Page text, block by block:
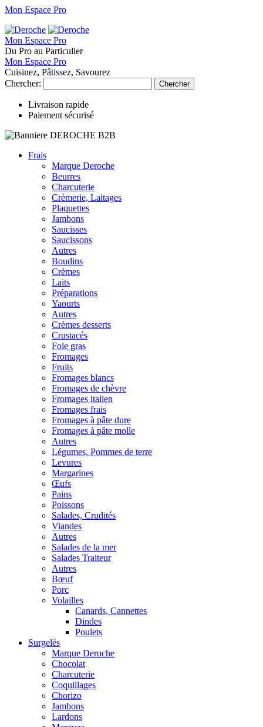
Mon Espace Pro
Mon Espace Pro
Du Pro au Particulier
Mon Espace Pro
Cuisinez, Pâtissez, Savourez
Chercher:
Chercher
Livraison rapide
Paiement sécurisé
Frais
Marque Deroche
Beurres
Charcuterie
Crèmerie, Laitages
Plaquettes
Jambons
Saucisses
Saucissons
Autres
Boudins
Crèmes
Laits
Préparations
Yaourts
Autres
Crèmes desserts
Crustacés
Foie gras
Fromages
Fruits
Fromages blancs
Fromages de chèvre
Fromages italien
Fromages frais
Fromages à pâte dure
Fromages à pâte molle
Autres
Légumes, Pommes de terre
Levures
Margarines
Œufs
Pains
Poissons
Salades, Crudités
Viandes
Autres
Salades de la mer
Salades Traiteur
Autres
Bœuf
Porc
Volailles
Canards, Cannettes
Dindes
Poulets
Surgelés
Marque Deroche
Chocolat
Charcuterie
Coquillages
Chorizo
Jambons
Lardons